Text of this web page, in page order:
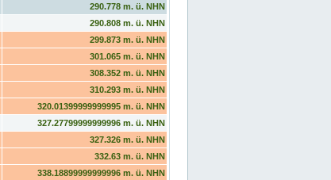
290.778 m. ü. NHN
290.808 m. ü. NHN
299.873 m. ü. NHN
301.065 m. ü. NHN
308.352 m. ü. NHN
310.293 m. ü. NHN
320.01399999999995 m. ü. NHN
327.27799999999996 m. ü. NHN
327.326 m. ü. NHN
332.63 m. ü. NHN
338.18899999999996 m. ü. NHN